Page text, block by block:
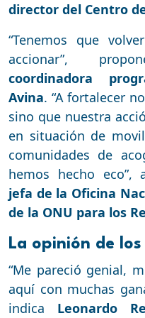
director del Centro
“Tenemos que
accionar”,
coordinadora
Avina. “A fortalecer
sino que nuestra
en situación de
comunidades de
hemos hecho eco”,
jefa de la Oficina
de la ONU para los
La opinión de
“Me pareció genial,
aquí con muchas
indica Leonardo